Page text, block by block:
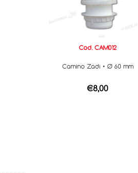
Cod. CAM012
Camino Zadi • Ø 60 mm
€8,00